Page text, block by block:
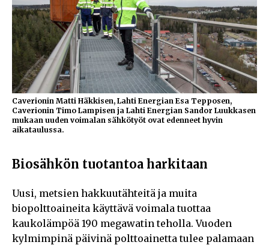
Caverionin Matti Häkkisen, Lahti Energian Esa Tepposen,
Caverionin Timo Lampisen ja Lahti Energian Sandor Luukkasen
mukaan uuden voimalan sähkötyöt ovat edenneet hyvin
aikataulussa.
Biosähkön tuotantoa harkitaan
Uusi, metsien hakkuutähteitä ja muita
biopolttoaineita käyttävä voimala tuottaa
kaukolämpöä 190 megawatin teholla. Vuoden
kylmimpinä päivinä polttoainetta tulee palamaan